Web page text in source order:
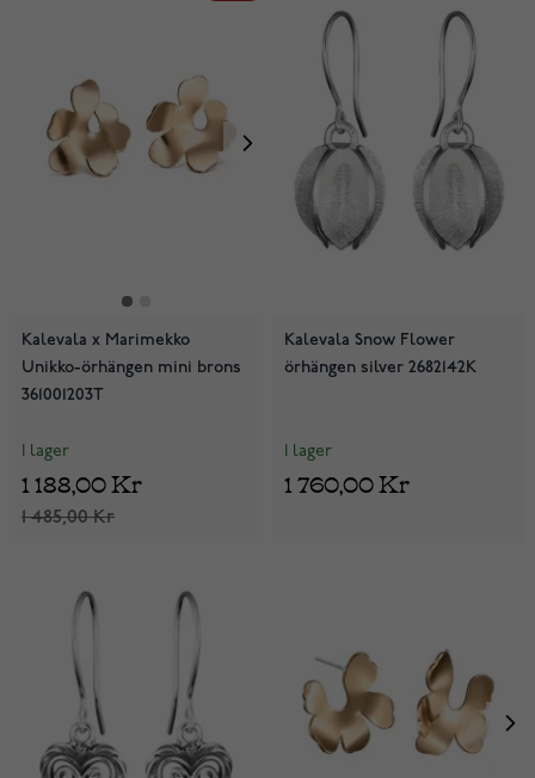
Kalevala x Marimekko
Unikko-örhängen mini brons
361001203T
I lager
1 485,00 Kr
1 188,00 Kr
Kalevala Snow Flower
örhängen silver 2682142K
I lager
1 760,00 Kr